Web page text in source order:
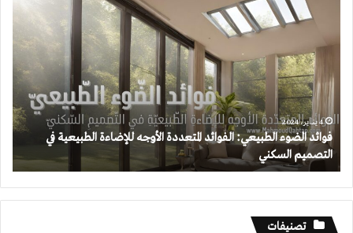
المتعددة
الأوجه
للإضاءة
الطبيعية
التصميم
السكني
4 يناير، 2024
فوائد الضوء الطبيعي: الفوائد المتعددة الأوجه للإضاءة الطبيعية في
التصميم السكني
تصنيفات